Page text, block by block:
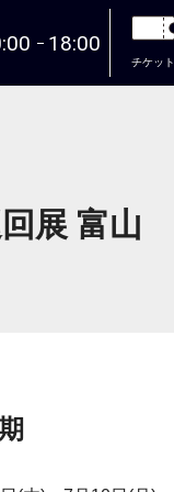
18:00
チケット
展 富山